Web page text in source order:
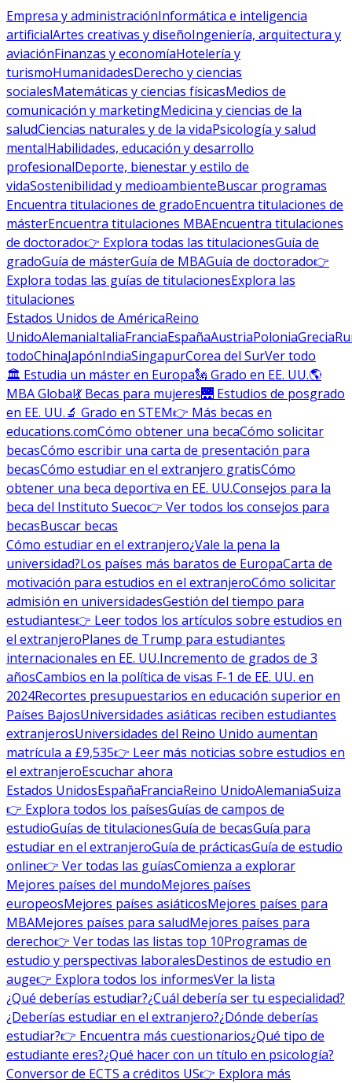
Empresa y administraciónInformática e inteligencia
artificialArtes creativas y diseñoIngeniería, arquitectura y
aviaciónFinanzas y economíaHotelería y
turismoHumanidadesDerecho y ciencias
socialesMatemáticas y ciencias físicasMedios de
comunicación y marketingMedicina y ciencias de la
saludCiencias naturales y de la vidaPsicología y salud
mentalHabilidades, educación y desarrollo
profesionalDeporte, bienestar y estilo de
vidaSostenibilidad y medioambienteBuscar programas
Encuentra titulaciones de gradoEncuentra titulaciones de
másterEncuentra titulaciones MBAEncuentra titulaciones
de doctorado👉 Explora todas las titulacionesGuía de
gradoGuía de másterGuía de MBAGuía de doctorado👉
Explora todas las guías de titulacionesExplora las
titulaciones
Estados Unidos de AméricaReino
UnidoAlemaniaItaliaFranciaEspañaAustriaPoloniaGrecia
todoChinaJapónIndiaSingapurCorea del SurVer todo
🏛 Estudia un máster en Europa🗽 Grado en EE. UU.🌎
MBA Global💃 Becas para mujeres🌉 Estudios de posgrado
en EE. UU.🔬 Grado en STEM👉 Más becas en
educations.comCómo obtener una becaCómo solicitar
becasCómo escribir una carta de presentación para
becasCómo estudiar en el extranjero gratisCómo
obtener una beca deportiva en EE. UU.Consejos para la
beca del Instituto Sueco👉 Ver todos los consejos para
becasBuscar becas
Cómo estudiar en el extranjero¿Vale la pena la
universidad?Los países más baratos de EuropaCarta de
motivación para estudios en el extranjeroCómo solicitar
admisión en universidadesGestión del tiempo para
estudiantes👉 Leer todos los artículos sobre estudios en
el extranjeroPlanes de Trump para estudiantes
internacionales en EE. UU.Incremento de grados de 3
añosCambios en la política de visas F-1 de EE. UU. en
2024Recortes presupuestarios en educación superior en
Países BajosUniversidades asiáticas reciben estudiantes
extranjerosUniversidades del Reino Unido aumentan
matrícula a £9,535👉 Leer más noticias sobre estudios en
el extranjeroEscuchar ahora
Estados UnidosEspañaFranciaReino UnidoAlemaniaSuiza
👉 Explora todos los paísesGuías de campos de
estudioGuías de titulacionesGuía de becasGuía para
estudiar en el extranjeroGuía de prácticasGuía de estudio
online👉 Ver todas las guíasComienza a explorar
Mejores países del mundoMejores países
europeosMejores países asiáticosMejores países para
MBAMejores países para saludMejores países para
derecho👉 Ver todas las listas top 10Programas de
estudio y perspectivas laboralesDestinos de estudio en
auge👉 Explora todos los informesVer la lista
¿Qué deberías estudiar?¿Cuál debería ser tu especialidad?
¿Deberías estudiar en el extranjero?¿Dónde deberías
estudiar?👉 Encuentra más cuestionarios¿Qué tipo de
estudiante eres?¿Qué hacer con un título en psicología?
Conversor de ECTS a créditos US👉 Explora más